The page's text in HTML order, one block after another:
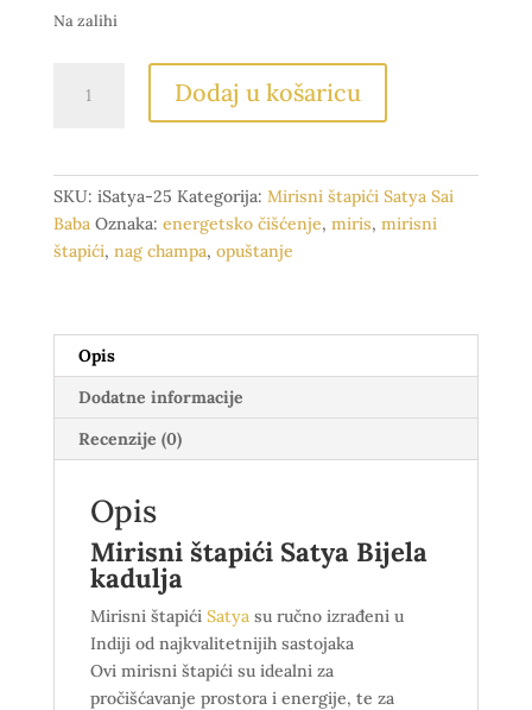
Na zalihi
štapići
količina
Dodaj u košaricu
SKU: iSatya-25 Kategorija: Mirisni štapići Satya Sai
Baba Oznaka: energetsko čišćenje, miris, mirisni
štapići, nag champa, opuštanje
Opis
Dodatne informacije
Recenzije (0)
Opis
Mirisni štapići Satya Bijela
kadulja
Mirisni štapići Satyasu ručno izrađeni u
Indiji od najkvalitetnijih sastojaka
Ovi mirisni štapići su idealni za
pročišćavanje prostora i energije, te za